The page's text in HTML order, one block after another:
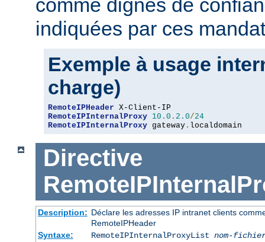
comme dignes de
indiquées par ces
Exemple à usage
charge)
RemoteIPHeader
RemoteIPInternalProxy 10.0 . 2.0/24
RemoteIPInternalProxy gateway . localdomain
Directive
Description: Déclare les adresses IP intranet clients
RemoteIPHeader
Syntaxe:
RemoteIPInternalProxyList nom-